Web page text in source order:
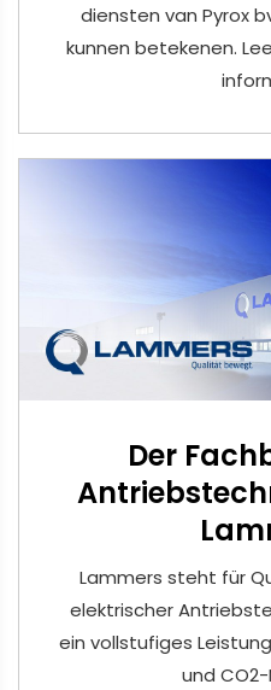
diensten van Pyrox
kunnen betekenen.
Der
Lammers steht für
elektrischer
ein vollstufiges
und